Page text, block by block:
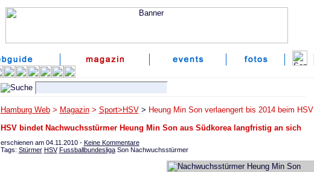
Hamburg Web> Magazin> Sport>HSV> Heung Min Son verlaengert bis 2014 beim HSV
HSV bindet Nachwuchsstürmer Heung Min Son aus Südkorea langfristig an sich
erschienen am 04.11.2010 - Keine Kommentare
Tags: Stürmer HSV FussballbundesligaSon Nachwuchsstürmer